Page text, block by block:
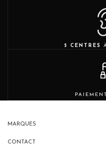
5 CENTRES
MARQUES
CONTACT